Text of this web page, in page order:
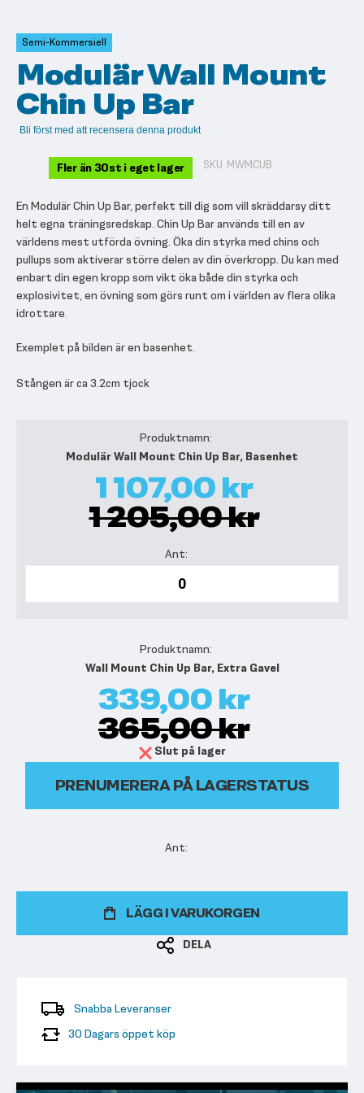
av
bildgalleriet
Semi-Kommersiell
Modulär Wall Mount
Chin Up Bar
Bli först med att recensera denna produkt
Fler än 30st i eget lager SKU MWMCUB
En Modulär Chin Up Bar, perfekt till dig som vill skräddarsy ditt
helt egna träningsredskap. Chin Up Bar används till en av
världens mest utförda övning. Öka din styrka med chins och
pullups som aktiverar större delen av din överkropp. Du kan med
enbart din egen kropp som vikt öka både din styrka och
explosivitet, en övning som görs runt om i världen av flera olika
idrottare.
Exemplet på bilden är en basenhet.
Stången är ca 3.2cm tjock
Modulär Wall Mount Chin Up Bar, Basenhet
1 107,00 kr
1 205,00 kr
Wall Mount Chin Up Bar, Extra Gavel
339,00 kr
365,00 kr
Slut på lager
PRENUMERERA PÅ LAGERSTATUS
LÄGG I VARUKORGEN
DELA
Snabba Leveranser
30 Dagars öppet köp